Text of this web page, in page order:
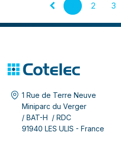
2 3
1 Rue de Terre Neuve
Miniparc du Verger
/ BAT-H / RDC
91940 LES ULIS - France